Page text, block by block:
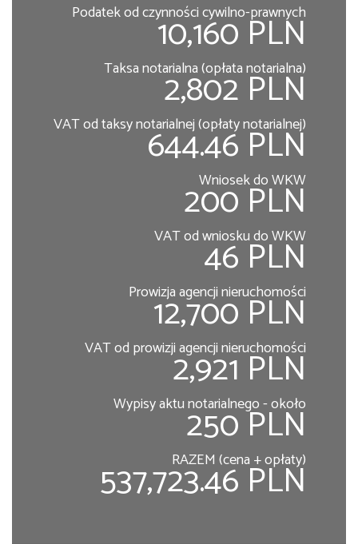
Podatek od czynności cywilno-prawnych
10,160 PLN
Taksa notarialna (opłata notarialna)
2,802 PLN
VAT od taksy notarialnej (opłaty notarialnej)
644.46 PLN
Wniosek do WKW
200 PLN
VAT od wniosku do WKW
46 PLN
Prowizja agencji nieruchomości
12,700 PLN
VAT od prowizji agencji nieruchomości
2,921 PLN
Wypisy aktu notarialnego - około
250 PLN
RAZEM (cena + opłaty)
537,723.46 PLN